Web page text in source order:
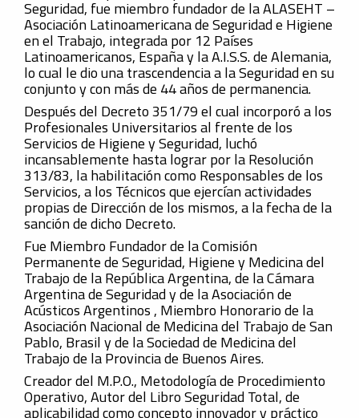
Seguridad, fue miembro fundador de la ALASEHT –
Asociación Latinoamericana de Seguridad e Higiene
en el Trabajo, integrada por 12 Países
Latinoamericanos, España y la A.I.S.S. de Alemania,
lo cual le dio una trascendencia a la Seguridad en su
conjunto y con más de 44 años de permanencia.
Después del Decreto 351/79 el cual incorporó a los
Profesionales Universitarios al frente de los
Servicios de Higiene y Seguridad, luchó
incansablemente hasta lograr por la Resolución
313/83, la habilitación como Responsables de los
Servicios, a los Técnicos que ejercían actividades
propias de Dirección de los mismos, a la fecha de la
sanción de dicho Decreto.
Fue Miembro Fundador de la Comisión
Permanente de Seguridad, Higiene y Medicina del
Trabajo de la República Argentina, de la Cámara
Argentina de Seguridad y de la Asociación de
Acústicos Argentinos , Miembro Honorario de la
Asociación Nacional de Medicina del Trabajo de San
Pablo, Brasil y de la Sociedad de Medicina del
Trabajo de la Provincia de Buenos Aires.
Creador del M.P.O., Metodología de Procedimiento
Operativo, Autor del Libro Seguridad Total, de
aplicabilidad como concepto innovador y práctico